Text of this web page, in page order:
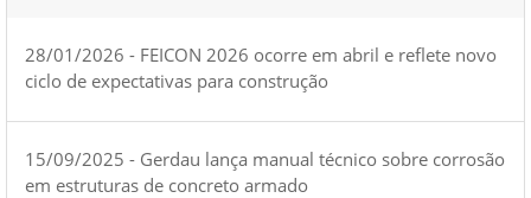
28/01/2026 - FEICON 2026 ocorre em abril e reflete novo
ciclo de expectativas para construção
15/09/2025 - Gerdau lança manual técnico sobre corrosão
em estruturas de concreto armado